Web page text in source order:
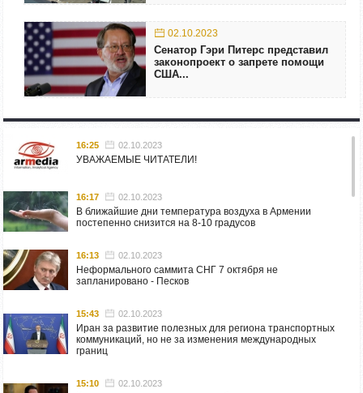
02.10.2023
Сенатор Гэри Питерс представил
законопроект о запрете помощи
США...
16:25 02.10.2023
УВАЖАЕМЫЕ ЧИТАТЕЛИ!
16:17 02.10.2023
В ближайшие дни температура воздуха в Армении
постепенно снизится на 8-10 градусов
16:13 02.10.2023
Неформального саммита СНГ 7 октября не
запланировано - Песков
15:43 02.10.2023
Иран за развитие полезных для региона транспортных
коммуникаций, но не за изменения международных
границ
15:10 02.10.2023